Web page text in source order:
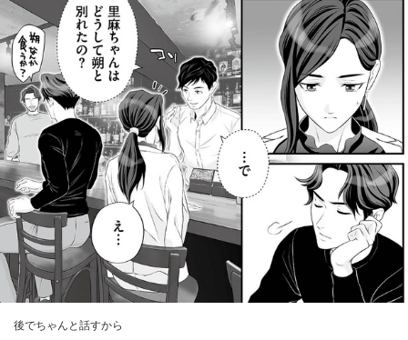
後でちゃんと話すから